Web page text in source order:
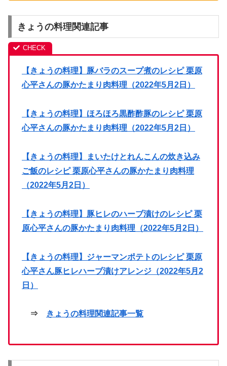
きょうの料理関連記事
【きょうの料理】豚バラのスープ煮のレシピ 栗原
心平さんの豚かたまり肉料理（2022年5月2日）
【きょうの料理】ほろほろ黒酢酢豚のレシピ 栗原
心平さんの豚かたまり肉料理（2022年5月2日）
【きょうの料理】まいたけとれんこんの炊き込み
ご飯のレシピ 栗原心平さんの豚かたまり肉料理
（2022年5月2日）
【きょうの料理】豚ヒレのハーブ漬けのレシピ 栗
原心平さんの豚かたまり肉料理（2022年5月2日）
【きょうの料理】ジャーマンポテトのレシピ 栗原
心平さん豚ヒレハーブ漬けアレンジ（2022年5月2
日）
⇒ きょうの料理関連記事一覧